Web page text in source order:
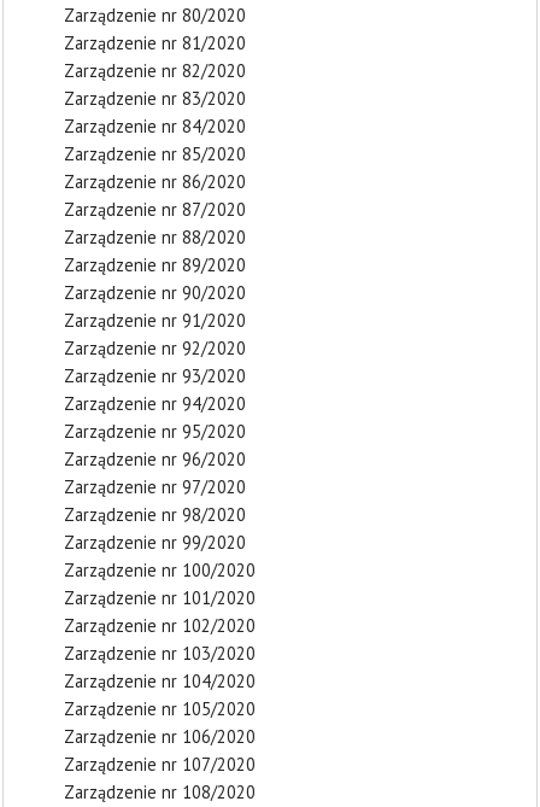
Zarządzenie nr 80/2020
Zarządzenie nr 81/2020
Zarządzenie nr 82/2020
Zarządzenie nr 83/2020
Zarządzenie nr 84/2020
Zarządzenie nr 85/2020
Zarządzenie nr 86/2020
Zarządzenie nr 87/2020
Zarządzenie nr 88/2020
Zarządzenie nr 89/2020
Zarządzenie nr 90/2020
Zarządzenie nr 91/2020
Zarządzenie nr 92/2020
Zarządzenie nr 93/2020
Zarządzenie nr 94/2020
Zarządzenie nr 95/2020
Zarządzenie nr 96/2020
Zarządzenie nr 97/2020
Zarządzenie nr 98/2020
Zarządzenie nr 99/2020
Zarządzenie nr 100/2020
Zarządzenie nr 101/2020
Zarządzenie nr 102/2020
Zarządzenie nr 103/2020
Zarządzenie nr 104/2020
Zarządzenie nr 105/2020
Zarządzenie nr 106/2020
Zarządzenie nr 107/2020
Zarządzenie nr 108/2020